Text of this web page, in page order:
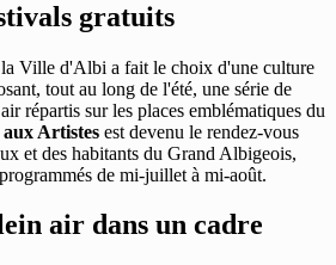
gratuits
la Ville d'Albi a fait le choix d'une culture
tout au long de l'été, une série de
répartis sur les places emblématiques du
aux Artistes est devenu le rendez-vous
et des habitants du Grand Albigeois,
de mi-juillet à mi-août.
air dans un cadre